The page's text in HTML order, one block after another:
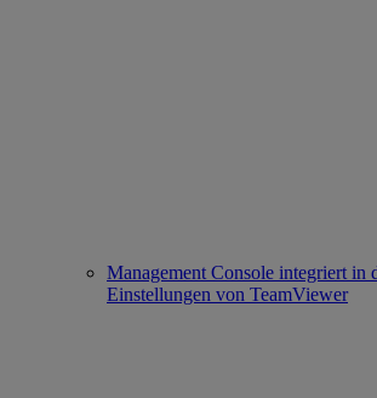
Management Console integriert in
Einstellungen von TeamViewer